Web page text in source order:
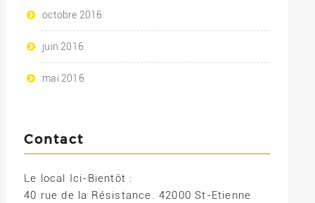
octobre 2016
juin 2016
mai 2016
Contact
Le local Ici-Bientôt :
40 rue de la Résistance. 42000 St-Etienne